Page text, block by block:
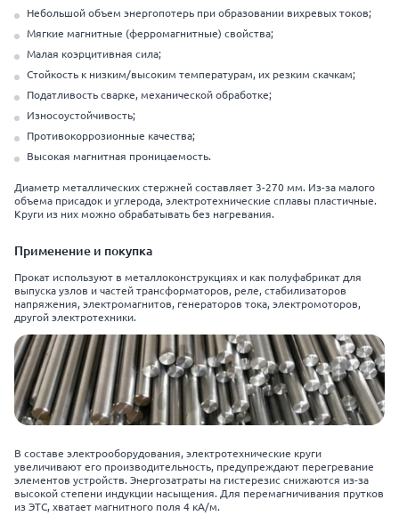
Небольшой объем энергопотерь при образовании вихревых токов;
Мягкие магнитные (ферромагнитные) свойства;
Малая коэрцитивная сила;
Стойкость к низким/высоким температурам, их резким скачкам;
Податливость сварке, механической обработке;
Износоустойчивость;
Противокоррозионные качества;
Высокая магнитная проницаемость.
Диаметр металлических стержней составляет 3-270 мм. Из-за малого
объема присадок и углерода, электротехнические сплавы пластичные.
Круги из них можно обрабатывать без нагревания.
Применение и покупка
Прокат используют в металлоконструкциях и как полуфабрикат для
выпуска узлов и частей трансформаторов, реле, стабилизаторов
напряжения, электромагнитов, генераторов тока, электромоторов,
другой электротехники.
В составе электрооборудования, электротехнические круги
увеличивают его производительность, предупреждают перегревание
элементов устройств. Энергозатраты на гистерезис снижаются из-за
высокой степени индукции насыщения. Для перемагничивания прутков
из ЭТС, хватает магнитного поля 4 кА/м.